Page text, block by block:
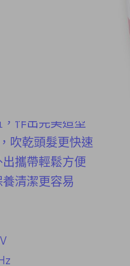
作出完美造型
吹乾頭髮更快速
攜帶輕鬆方便
清潔更容易